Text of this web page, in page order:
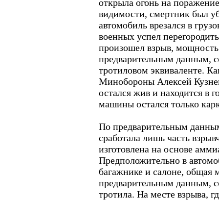
открыла огонь на
видимости, смертник был
автомобиль врезался в
военных успел
произошел взрыв, мощность
предварительным данным,
тротиловом эквиваленте.
Минобороны Алексей
остался жив и находится в
машины остался только
По предварительным
сработала лишь часть
изготовлена на основе
Предположительно в
багажнике и салоне, общая
предварительным данным,
тротила. На месте взрыва,